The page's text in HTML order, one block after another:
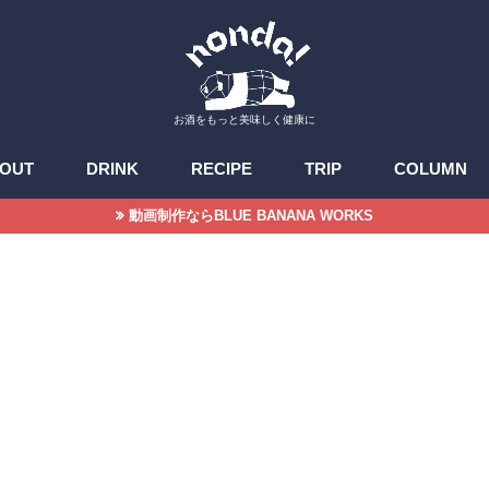
お酒をもっと美味しく健康に
DRINK RECIPE TRIP COLUMN
動画制作ならBLUE BANANA WORKS